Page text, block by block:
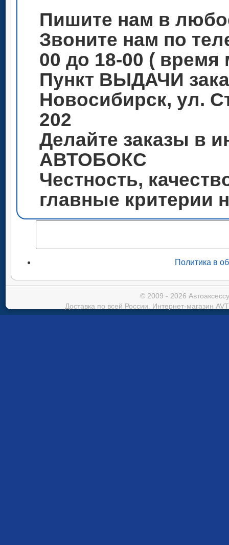
Пишите нам в
Звоните нам по
00 до 18-00 ( время
Пункт ВЫДАЧИ
Новосибирск, ул.
202
Делайте заказы в
АВТОБОКС
Честность,
главные критерии
Политика в
© 2009 - 2026
Доставка по всей России. Интернет-магазин